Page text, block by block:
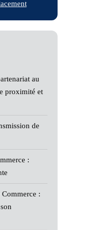
au
proximité et
de
:
: